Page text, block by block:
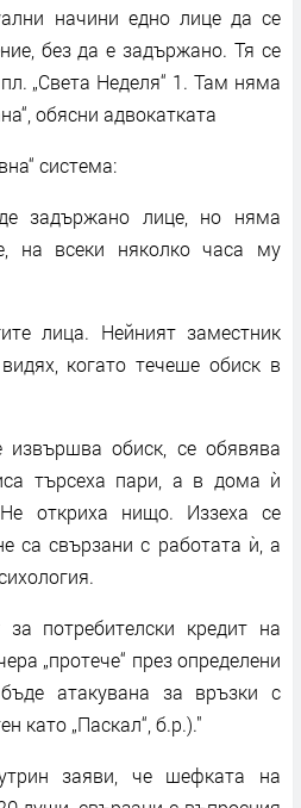
начини едно лице да се
без да е задържано. Тя се
„Света Неделя“ 1. Там няма
обясни адвокатката
система:
задържано лице, но няма
на всеки няколко часа му
лица. Нейният заместник
когато течеше обиск в
обиск, се обявява
търсеха пари, а в дома ѝ
откриха нищо. Иззеха се
са свързани с работата ѝ, а
потребителски кредит на
„протече“ през определени
атакувана за връзки с
като „Паскал“, б.р.)."
заяви, че шефката на